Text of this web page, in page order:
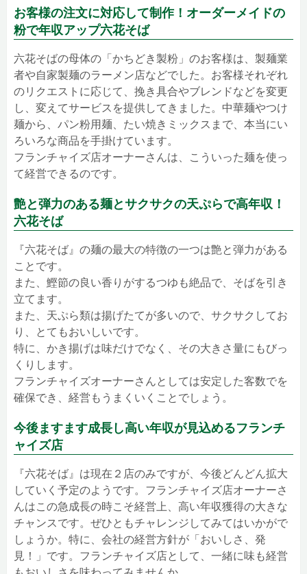
お客様の注文に対応して制作！オーダーメイドの
粉で年収アップ六花そば
六花そばの母体の「かちどき製粉」のお客様は、製麺業
者や自家製麺のラーメン店などでした。お客様それぞれ
のリクエストに応じて、挽き具合やブレンドなどを変更
し、変えてサービスを提供してきました。中華麺やつけ
麺から、パン粉用麺、たい焼きミックスまで、本当にい
ろいろな商品を手掛けています。
フランチャイズ店オーナーさんは、こういった麺を使っ
て経営できるのです。
艶と弾力のある麺とサクサクの天ぷらで高年収！
六花そば
『六花そば』の麺の最大の特徴の一つは艶と弾力がある
ことです。
また、鰹節の良い香りがするつゆも絶品で、そばを引き
立てます。
また、天ぷら類は揚げたてが多いので、サクサクしてお
り、とてもおいしいです。
特に、かき揚げは味だけでなく、その大きさ量にもびっ
くりします。
フランチャイズオーナーさんとしては安定した客数でを
確保でき、経営もうまくいくことでしょう。
今後ますます成長し高い年収が見込めるフランチ
ャイズ店
『六花そば』は現在２店のみですが、今後どんどん拡大
していく予定のようです。フランチャイズ店オーナーさ
んはこの急成長の時こそ経営上、高い年収獲得の大きな
チャンスです。ぜひともチャレンジしてみてはいかがで
しょうか。特に、会社の経営方針が「おいしさ、発
見！」です。フランチャイズ店として、一緒に味も経営